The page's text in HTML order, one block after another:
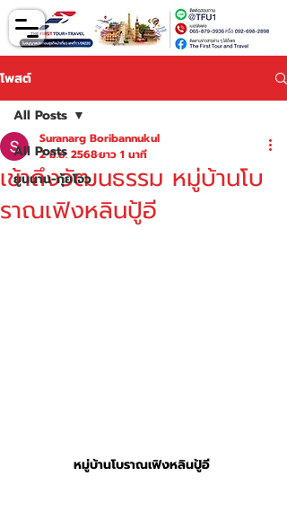
โพสต์
All Posts
ยูนนาน-กุ้ยโจว
All Posts
เข้าถึงวัฒนธรรม หมู่บ้านโบ
ราณเฟิงหลินปู้อี
Suranarg Boribannukul
2 มิ.ย. 2568ยาว 1 นาที
หมู่บ้านโบราณเฟิงหลินปู้อี